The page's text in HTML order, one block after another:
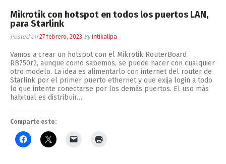
Mikrotik con hotspot en todos los puertos LAN,
para Starlink
Posted on 27 febrero, 2023 Byintikallpa
Vamos a crear un hotspot con el Mikrotik RouterBoard
RB750r2, aunque como sabemos, se puede hacer con cualquier
otro modelo. La idea es alimentarlo con internet del router de
Starlink por el primer puerto ethernet y que exija login a todo
lo que intente conectarse por los demás puertos. El uso más
habitual es distribuir…
Comparte esto: